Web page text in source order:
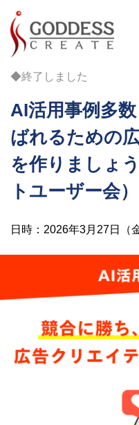
◆終了しました
AI活用事例多
ばれるための
を作りましょ
トユーザー会）
日時：2026年3月27日（